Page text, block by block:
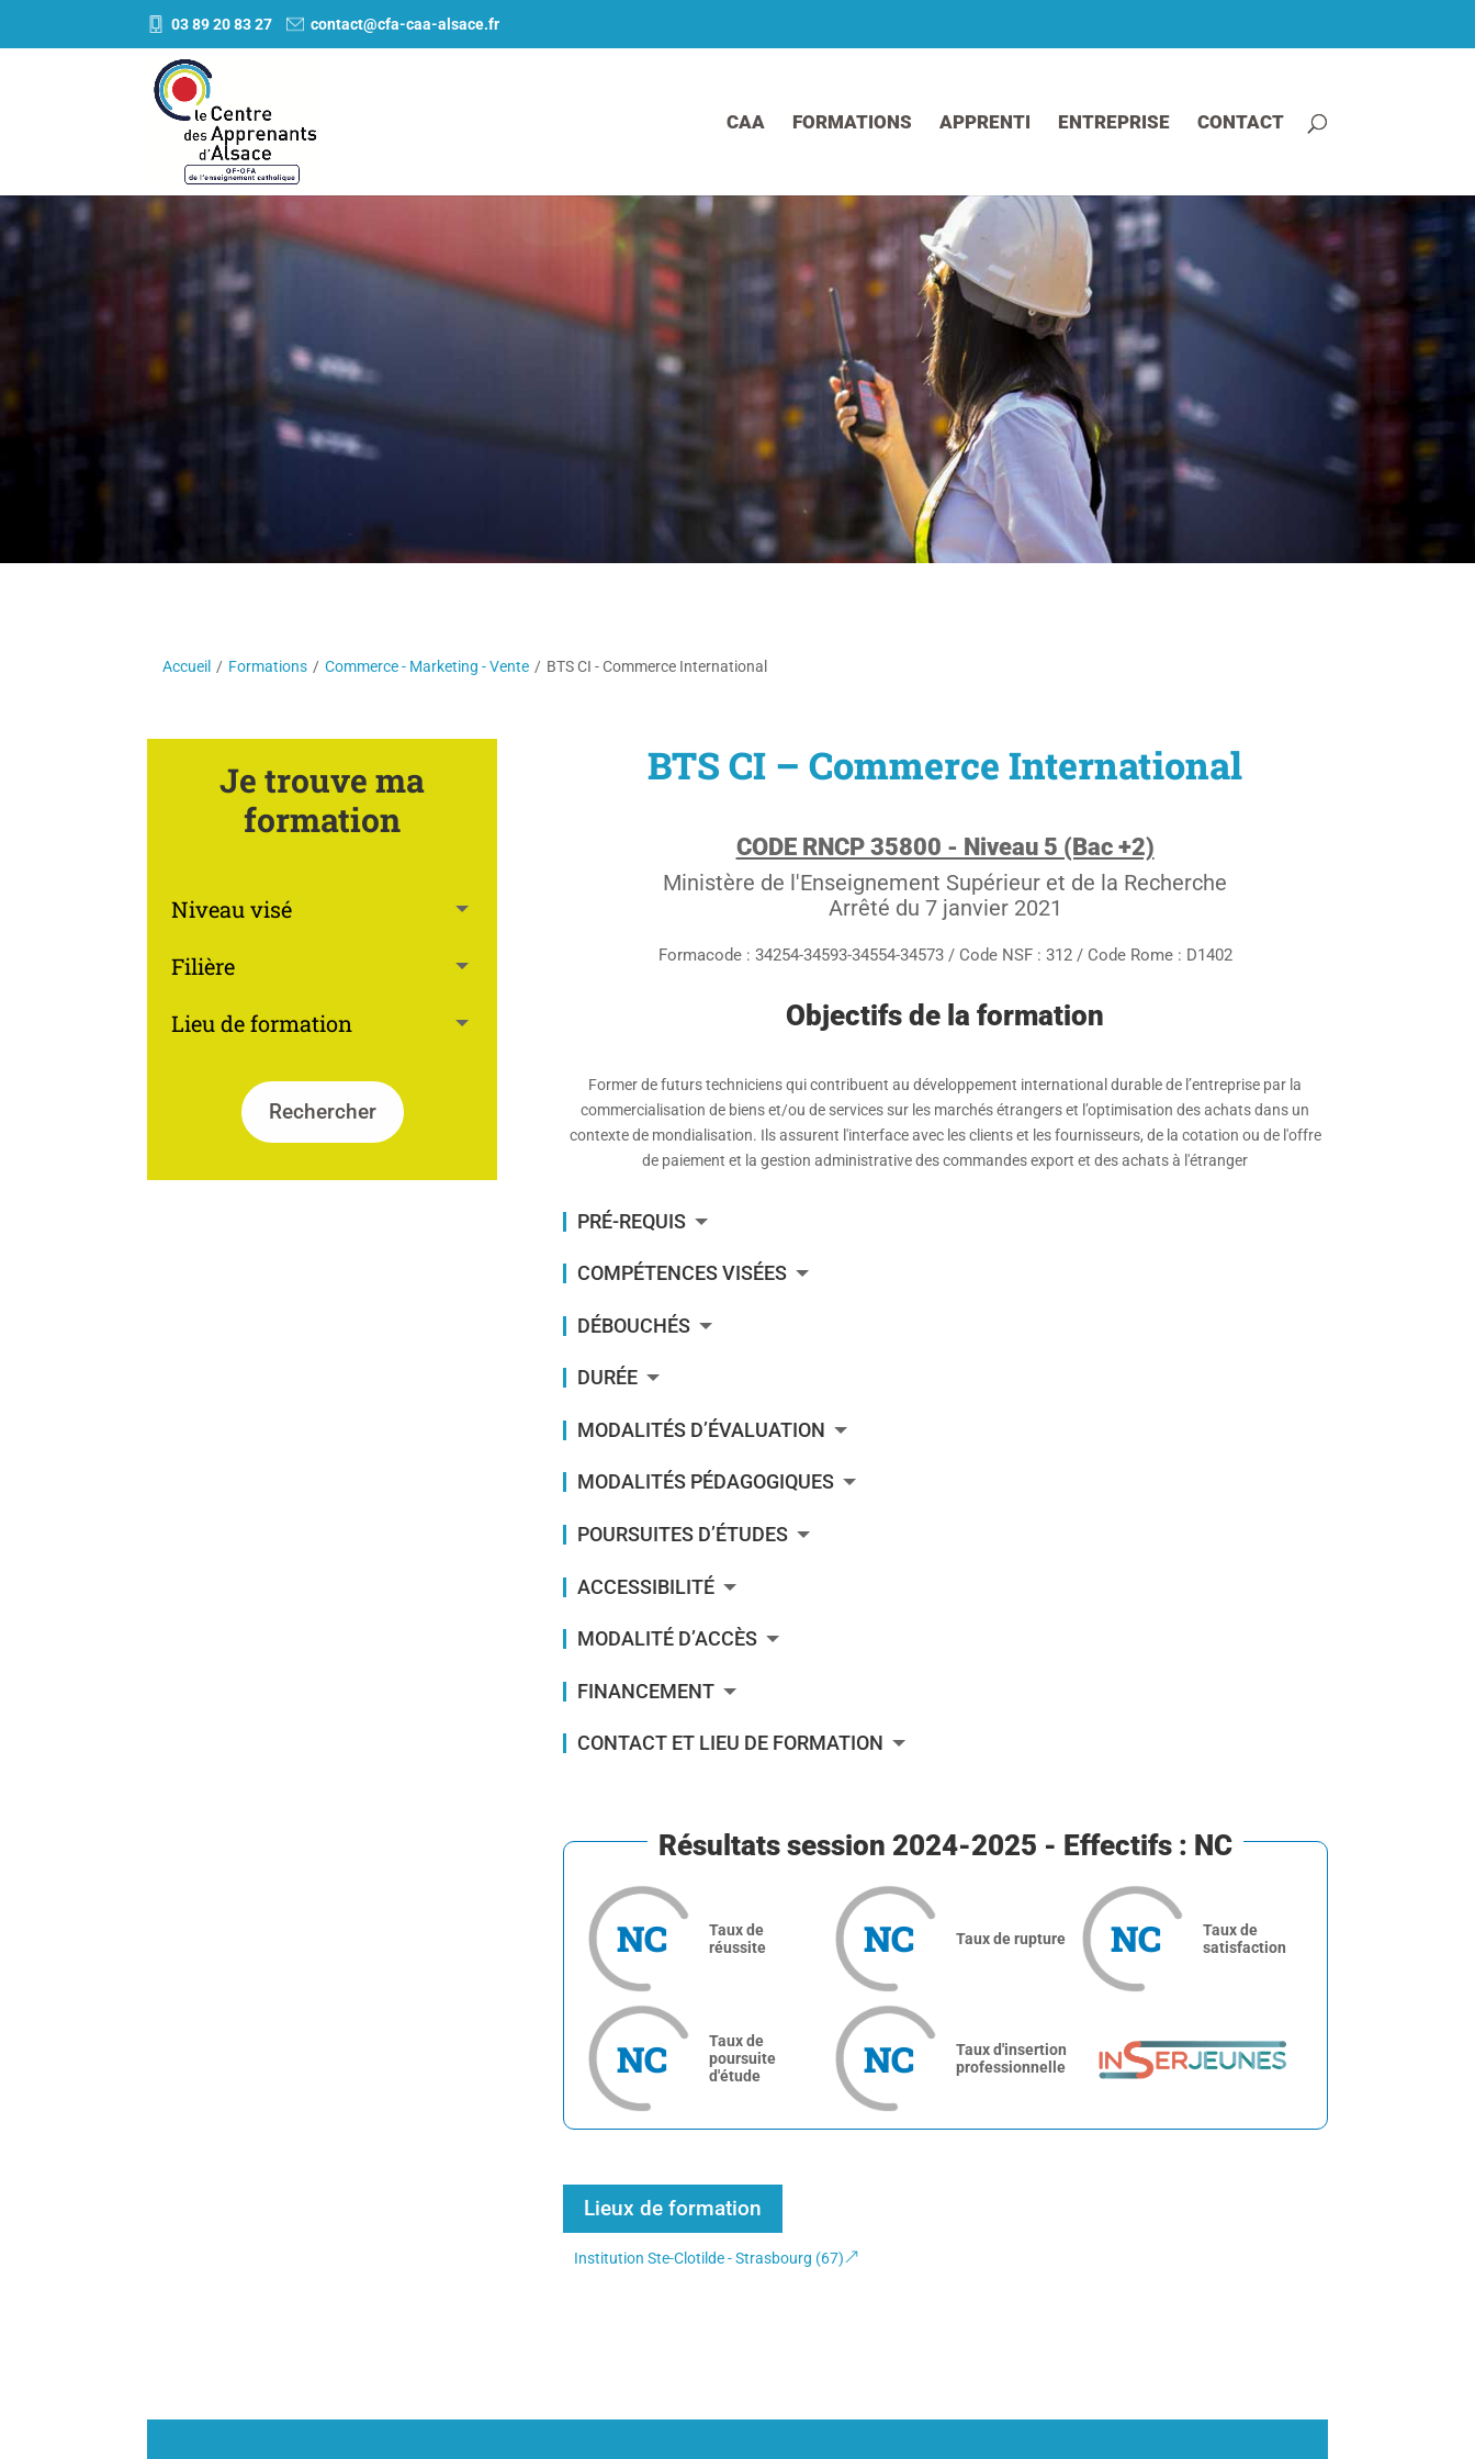
03 89 20 83 27 contact@cfa-caa-alsace.fr
CAA FORMATIONS APPRENTI ENTREPRISE CONTACT
Accueil / Formations / Commerce - Marketing - Vente / BTS CI - Commerce International
Je trouve ma
formation
Rechercher
BTS CI – Commerce International
CODE RNCP 35800 - Niveau 5 (Bac +2)
Ministère de l'Enseignement Supérieur et de la Recherche
Arrêté du 7 janvier 2021
Formacode : 34254-34593-34554-34573 / Code NSF : 312 / Code Rome : D1402
Objectifs de la formation
Former de futurs techniciens qui contribuent au développement international durable de l’entreprise par la
commercialisation de biens et/ou de services sur les marchés étrangers et l’optimisation des achats dans un
contexte de mondialisation. Ils assurent l'interface avec les clients et les fournisseurs, de la cotation ou de l'offre
de paiement et la gestion administrative des commandes export et des achats à l'étranger
PRÉ-REQUIS
COMPÉTENCES VISÉES
DÉBOUCHÉS
DURÉE
MODALITÉS D’ÉVALUATION
MODALITÉS PÉDAGOGIQUES
POURSUITES D’ÉTUDES
ACCESSIBILITÉ
MODALITÉ D’ACCÈS
FINANCEMENT
CONTACT ET LIEU DE FORMATION
Résultats session 2024-2025 - Effectifs : NC
NC
Taux de
réussite
NC Taux de rupture NC
Taux de
satisfaction
NC
Taux de
poursuite
d'étude
NC
Taux d'insertion
professionnelle
Lieux de formation
Institution Ste-Clotilde - Strasbourg (67)